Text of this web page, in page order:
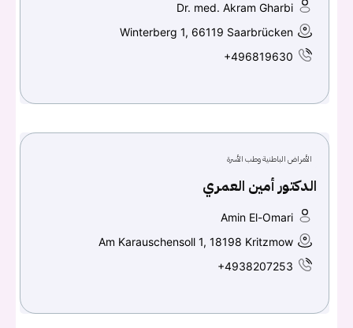
Dr. med. Akram Gharbi
Winterberg 1, 66119 Saarbrücken
+496819630
الأمراض الباطنية وطب الأسرة
الدكتور أمين العمري
Amin El-Omari
Am Karauschensoll 1, 18198 Kritzmow
+4938207253